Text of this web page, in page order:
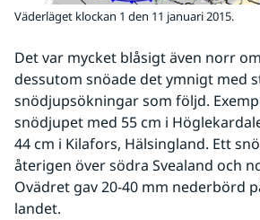
Väderläget klockan 1 den 11 januari 2015.
Det var mycket blåsigt även norr
dessutom snöade det ymnigt med
snödjupsökningar som följd.
snödjupet med 55 cm i
44 cm i Kilafors, Hälsingland. Ett
återigen över södra Svealand och
Ovädret gav 20-40 mm nederbörd
landet.